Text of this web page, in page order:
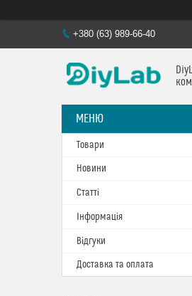
+380 (63) 989-66-40
Товари
Новини
Статті
Інформація
Відгуки
Доставка та оплата